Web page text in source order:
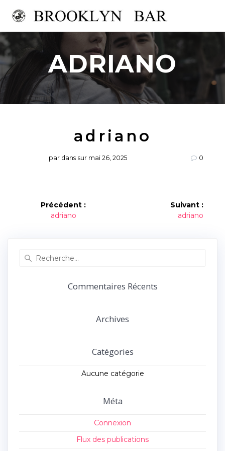
au
ADRIANO
adriano
par dans sur mai 26, 2025 0
Navigation
Précédent :
Article
adriano
Suivant :
Article
adriano
Commentaires Récents
Archives
Catégories
Aucune catégorie
Méta
Connexion
Flux des publications